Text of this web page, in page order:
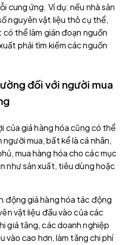
cung ứng. Ví dụ: nếu nhà sản
nguyên vật liệu thô cụ thể,
thể làm gián đoạn nguồn
phải tìm kiếm các nguồn
đối với người mua
của giá hàng hóa cũng có thể
mua, bất kể là cá nhân,
mua hàng hóa cho các mục
như sản xuất, tiêu dùng hoặc
động giá hàng hóa tác động
vật liệu đầu vào của các
giá tăng, các doanh nghiệp
vào cao hơn, làm tăng chi phí